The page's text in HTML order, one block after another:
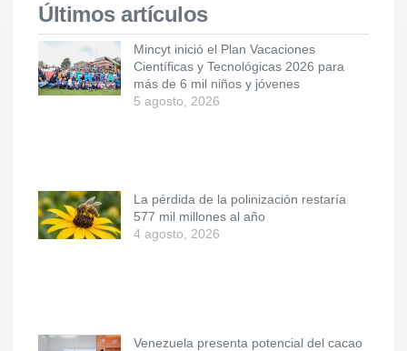
Últimos artículos
Mincyt inició el Plan Vacaciones
Científicas y Tecnológicas 2026 para
más de 6 mil niños y jóvenes
5 agosto, 2026
La pérdida de la polinización restaría
577 mil millones al año
4 agosto, 2026
Venezuela presenta potencial del cacao